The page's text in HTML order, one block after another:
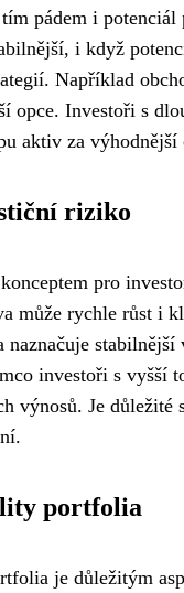
pádem i
i když
Například
opce. Investoři s
aktiv za výhodnější
riziko
pro
může rychle růst i
naznačuje
investoři s vyšší
výnosů. Je
portfolia
je důležitým